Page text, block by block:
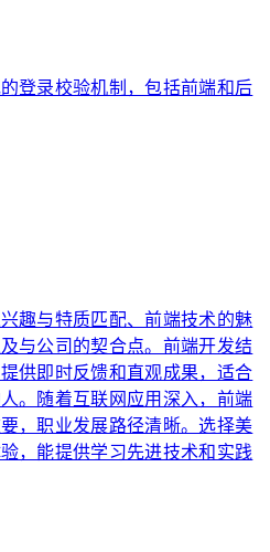
登录校验机制，包括前端和后
趣与特质匹配、前端技术的魅
与公司的契合点。前端开发结
供即时反馈和直观成果，适合
。随着互联网应用深入，前端
，职业发展路径清晰。选择美
，能提供学习先进技术和实践